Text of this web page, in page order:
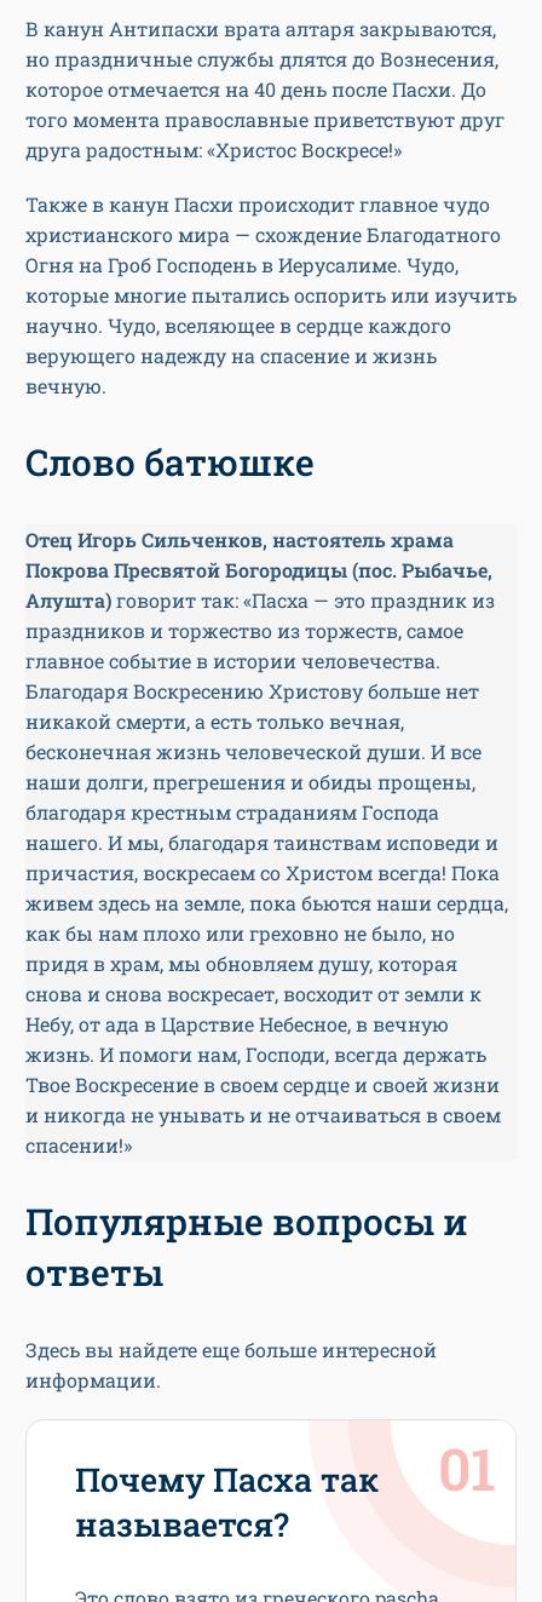
В канун Антипасхи врата алтаря закрываются,
но праздничные службы длятся до Вознесения,
которое отмечается на 40 день после Пасхи. До
того момента православные приветствуют друг
друга радостным: «Христос Воскресе!»
Также в канун Пасхи происходит главное чудо
христианского мира — схождение Благодатного
Огня на Гроб Господень в Иерусалиме. Чудо,
которые многие пытались оспорить или изучить
научно. Чудо, вселяющее в сердце каждого
верующего надежду на спасение и жизнь
вечную.
Слово батюшке
Отец Игорь Сильченков, настоятель храма
Покрова Пресвятой Богородицы (пос. Рыбачье,
Алушта)говорит так: «Пасха — это праздник из
праздников и торжество из торжеств, самое
главное событие в истории человечества.
Благодаря Воскресению Христову больше нет
никакой смерти, а есть только вечная,
бесконечная жизнь человеческой души. И все
наши долги, прегрешения и обиды прощены,
благодаря крестным страданиям Господа
нашего. И мы, благодаря таинствам исповеди и
причастия, воскресаем со Христом всегда! Пока
живем здесь на земле, пока бьются наши сердца,
как бы нам плохо или греховно не было, но
придя в храм, мы обновляем душу, которая
снова и снова воскресает, восходит от земли к
Небу, от ада в Царствие Небесное, в вечную
жизнь. И помоги нам, Господи, всегда держать
Твое Воскресение в своем сердце и своей жизни
и никогда не унывать и не отчаиваться в своем
спасении!»
Популярные вопросы и
ответы
Здесь вы найдете еще больше интересной
информации.
Почему Пасха так
называется?